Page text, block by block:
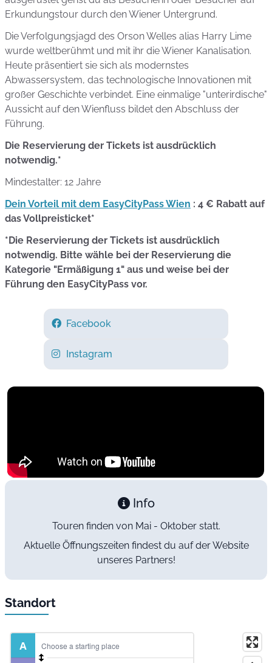
Erkundungstour durch den Wiener Untergrund.
Die Verfolgungsjagd des Orson Welles alias Harry Lime
wurde weltberühmt und mit ihr die Wiener Kanalisation.
Heute präsentiert sie sich als modernstes
Abwassersystem, das technologische Innovationen mit
großer Geschichte verbindet. Eine einmalige "unterirdische"
Aussicht auf den Wienfluss bildet den Abschluss der
Führung.
Die Reservierung der Tickets ist ausdrücklich
notwendig.*
Mindestalter: 12 Jahre
Dein Vorteil mit dem EasyCityPass Wien : 4 € Rabatt auf
das Vollpreisticket*
*Die Reservierung der Tickets ist ausdrücklich
notwendig. Bitte wähle bei der Reservierung die
Kategorie "Ermäßigung 1" aus und weise bei der
Führung den EasyCityPass vor.
Facebook
Instagram
Info
Touren finden von Mai - Oktober statt.
Aktuelle Öffnungszeiten findest du auf der Website
unseres Partners!
Standort